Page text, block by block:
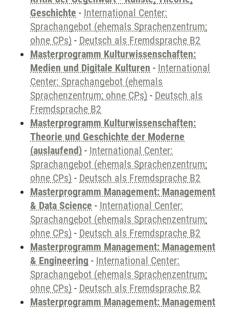
Geschichte - International Center:
Sprachangebot (ehemals Sprachenzentrum;
ohne CPs) - Deutsch als Fremdsprache B2
Masterprogramm Kulturwissenschaften:
Medien und Digitale Kulturen - International
Center: Sprachangebot (ehemals
Sprachenzentrum; ohne CPs) - Deutsch als
Fremdsprache B2
Masterprogramm Kulturwissenschaften:
Theorie und Geschichte der Moderne
(auslaufend) - International Center:
Sprachangebot (ehemals Sprachenzentrum;
ohne CPs) - Deutsch als Fremdsprache B2
Masterprogramm Management: Management
& Data Science - International Center:
Sprachangebot (ehemals Sprachenzentrum;
ohne CPs) - Deutsch als Fremdsprache B2
Masterprogramm Management: Management
& Engineering - International Center:
Sprachangebot (ehemals Sprachenzentrum;
ohne CPs) - Deutsch als Fremdsprache B2
Masterprogramm Management: Management